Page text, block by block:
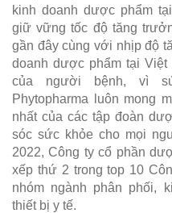
kinh doanh dược phẩm
giữ vững tốc độ tăng
gần đây cùng với nhịp độ
doanh dược phẩm tại
của người bệnh, vì
Phytopharma luôn mong
nhất của các tập đoàn
sóc sức khỏe cho mọi
2022, Công ty cổ phần
xếp thứ 2 trong top 10
nhóm ngành phân phối,
thiết bị y tế.